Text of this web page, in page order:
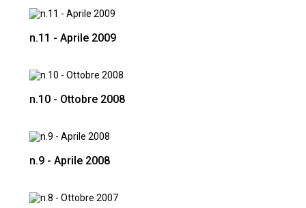
n.11 - Aprile 2009
n.10 - Ottobre 2008
n.9 - Aprile 2008